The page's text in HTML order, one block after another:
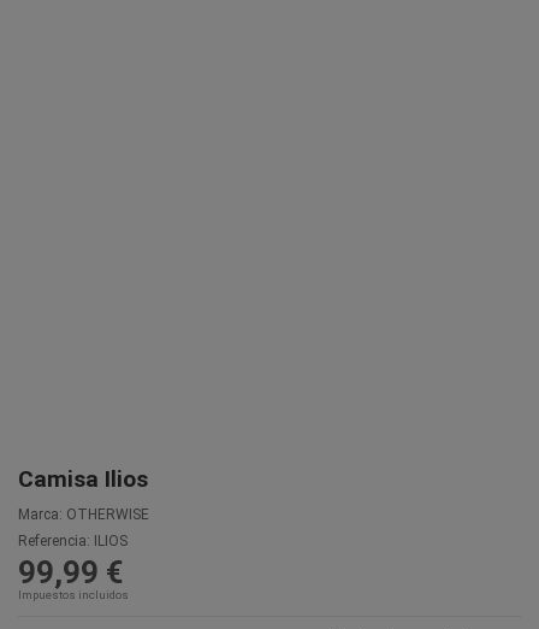
Camisa Ilios
Marca: OTHERWISE
Referencia: ILIOS
99,99 €
Impuestos incluidos